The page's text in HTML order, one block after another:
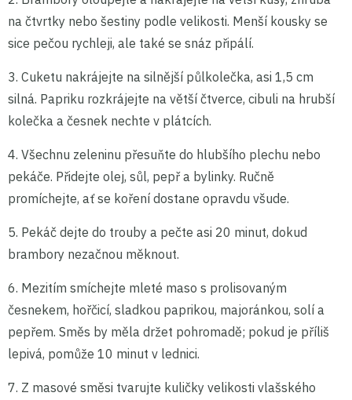
na čtvrtky nebo šestiny podle velikosti. Menší kousky se
sice pečou rychleji, ale také se snáz připálí.
3. Cuketu nakrájejte na silnější půlkolečka, asi 1,5 cm
silná. Papriku rozkrájejte na větší čtverce, cibuli na hrubší
kolečka a česnek nechte v plátcích.
4. Všechnu zeleninu přesuňte do hlubšího plechu nebo
pekáče. Přidejte olej, sůl, pepř a bylinky. Ručně
promíchejte, ať se koření dostane opravdu všude.
5. Pekáč dejte do trouby a pečte asi 20 minut, dokud
brambory nezačnou měknout.
6. Mezitím smíchejte mleté maso s prolisovaným
česnekem, hořčicí, sladkou paprikou, majoránkou, solí a
pepřem. Směs by měla držet pohromadě; pokud je příliš
lepivá, pomůže 10 minut v lednici.
7. Z masové směsi tvarujte kuličky velikosti vlašského